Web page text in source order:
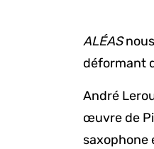
ALÉAS
déformant
André
œuvre de
saxophone